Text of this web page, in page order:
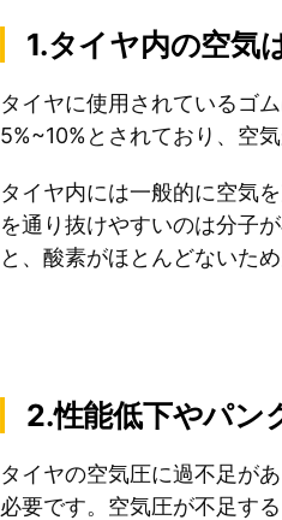
1.タイヤ内の空気
タイヤに使用されているゴ
5%~10%とされており、空
タイヤ内には一般的に空気
を通り抜けやすいのは分子
と、酸素がほとんどないた
2.性能低下やパン
タイヤの空気圧に過不足が
必要です。空気圧が不足す